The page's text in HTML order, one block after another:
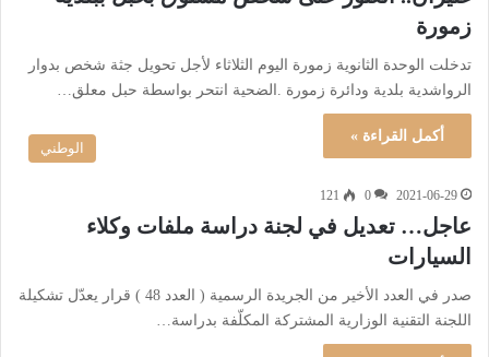
زمورة
‎تدخلت الوحدة الثانوية زمورة اليوم الثلاثاء لأجل تحويل جثة شخص بدوار
الرواشدية بلدية ودائرة زمورة .الضحية انتحر بواسطة حبل معلق…
أكمل القراءة »
الوطني
2021-06-29
0
121
عاجل… تعديل في لجنة دراسة ملفات وكلاء
السيارات
صدر في العدد الأخير من الجريدة الرسمية ( العدد 48 ) قرار يعدّل تشكيلة
اللجنة التقنية الوزارية المشتركة المكلّفة بدراسة…